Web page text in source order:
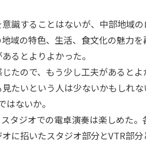
意識することはないが、中部地域
域の特色、生活、食文化の魅力を
るとよりよかった。
たので、もう少し工夫があるとよ
たいという人は少ないかもしれ
はないか。
タジオでの電卓演奏は楽しめた
に招いたスタジオ部分とVTR部